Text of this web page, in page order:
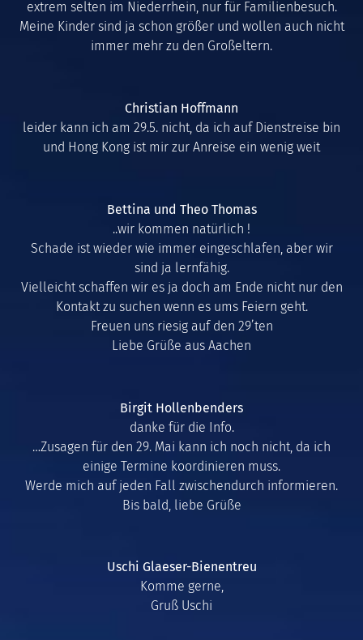
extrem selten im Niederrhein, nur für Familienbesuch.
Meine Kinder sind ja schon größer und wollen auch nicht
immer mehr zu den Großeltern.
Christian Hoffmann
leider kann ich am 29.5. nicht, da ich auf Dienstreise bin
und Hong Kong ist mir zur Anreise ein wenig weit
Bettina und Theo Thomas
..wir kommen natürlich !
Schade ist wieder wie immer eingeschlafen, aber wir
sind ja lernfähig.
Vielleicht schaffen wir es ja doch am Ende nicht nur den
Kontakt zu suchen wenn es ums Feiern geht.
Freuen uns riesig auf den 29’ten
Liebe Grüße aus Aachen
Birgit Hollenbenders
danke für die Info.
…Zusagen für den 29. Mai kann ich noch nicht, da ich
einige Termine koordinieren muss.
Werde mich auf jeden Fall zwischendurch informieren.
Bis bald, liebe Grüße
Uschi Glaeser-Bienentreu
Komme gerne,
Gruß Uschi